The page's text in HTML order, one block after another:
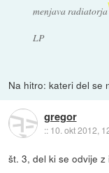
menjava radiatorja
LP
Na hitro: kateri del se
gregor
:: 10. okt 2012,
št. 3, del ki se odvije z